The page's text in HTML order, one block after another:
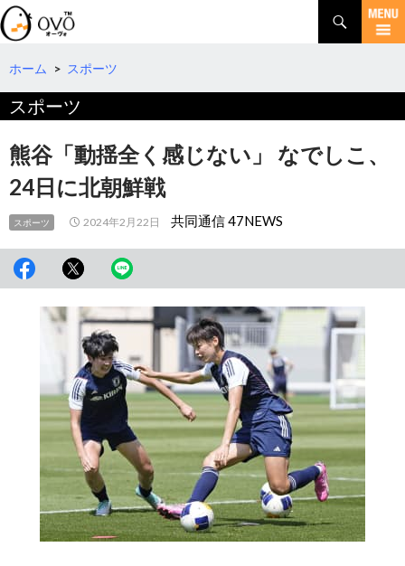
検
索
コ
テ
へ
移
動
ホーム > スポーツ
スポーツ
熊谷「動揺全く感じない」 なでしこ、
24日に北朝鮮戦
スポーツ 2024年2月22日 共同通信 47NEWS